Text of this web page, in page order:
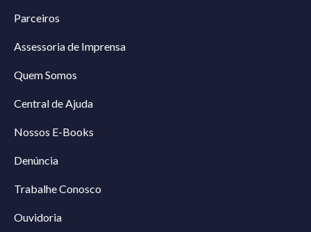
Parceiros
Assessoria de Imprensa
Quem Somos
Central de Ajuda
Nossos E-Books
Denúncia
Trabalhe Conosco
Ouvidoria